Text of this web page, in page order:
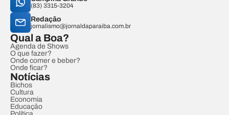
(83) 3315-3204
Redação
jornalismo@jornaldaparaiba.com.br
Qual a Boa?
Agenda de Shows
O que fazer?
Onde comer e beber?
Onde ficar?
Notícias
Bichos
Cultura
Economia
Educação